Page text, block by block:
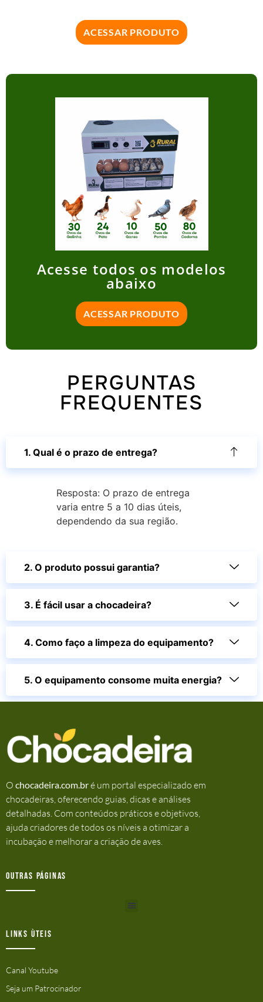
ACESSAR PRODUTO
Acesse todos os modelos
abaixo
ACESSAR PRODUTO
PERGUNTAS
FREQUENTES
1. Qual é o prazo de entrega?
Resposta: O prazo de entrega
varia entre 5 a 10 dias úteis,
dependendo da sua região.
2. O produto possui garantia?
3. É fácil usar a chocadeira?
4. Como faço a limpeza do equipamento?
5. O equipamento consome muita energia?
O chocadeira.com.bré um portal especializado em
chocadeiras, oferecendo guias, dicas e análises
detalhadas. Com conteúdos práticos e objetivos,
ajuda criadores de todos os níveis a otimizar a
incubação e melhorar a criação de aves.
Outras Páginas
Links ùteis
Canal Youtube
Seja um Patrocinador